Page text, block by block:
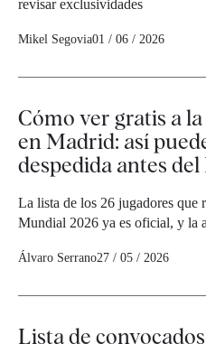
revisar exclusividades
Mikel Segovia01 / 06 / 2026
Cómo ver gratis a
en Madrid: así
despedida antes
La lista de los 26 jugadores que
Mundial 2026 ya es oficial, y
Álvaro Serrano27 / 05 / 2026
Lista de